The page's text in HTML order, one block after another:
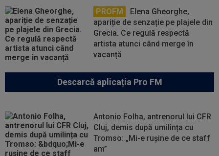
PROFM
Elena Gheorghe,
apariție de senzație pe plajele din
Grecia. Ce regulă respectă
artista atunci când merge în
vacanță
Descarcă aplicația Pro FM
Antonio Folha, antrenorul lui CFR
Cluj, demis după umilința cu
Tromso: „Mi-e rușine de ce staff
am”